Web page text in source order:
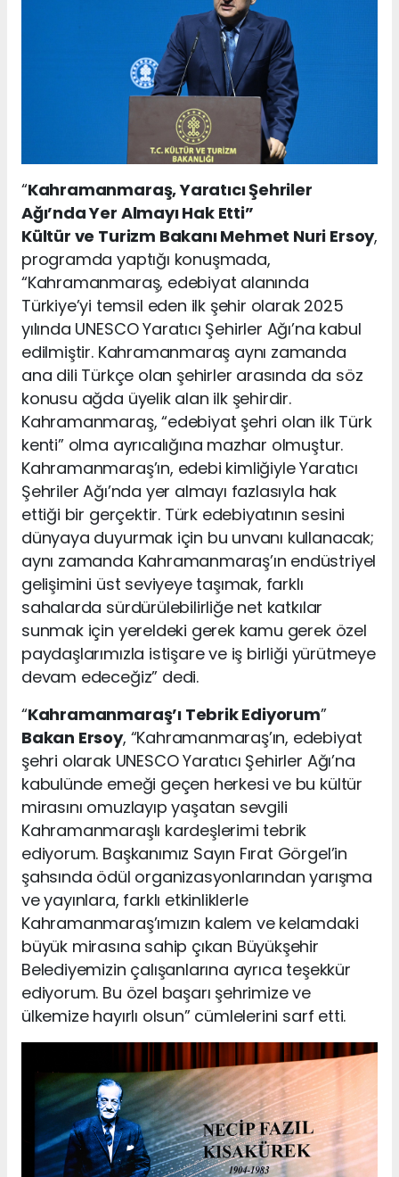
“Kahramanmaraş, Yaratıcı Şehriler
Ağı’nda Yer Almayı Hak Etti”
Kültür ve Turizm Bakanı Mehmet Nuri Ersoy,
programda yaptığı konuşmada,
“Kahramanmaraş, edebiyat alanında
Türkiye’yi temsil eden ilk şehir olarak 2025
yılında UNESCO Yaratıcı Şehirler Ağı’na kabul
edilmiştir. Kahramanmaraş aynı zamanda
ana dili Türkçe olan şehirler arasında da söz
konusu ağda üyelik alan ilk şehirdir.
Kahramanmaraş, “edebiyat şehri olan ilk Türk
kenti” olma ayrıcalığına mazhar olmuştur.
Kahramanmaraş’ın, edebi kimliğiyle Yaratıcı
Şehriler Ağı’nda yer almayı fazlasıyla hak
ettiği bir gerçektir. Türk edebiyatının sesini
dünyaya duyurmak için bu unvanı kullanacak;
aynı zamanda Kahramanmaraş’ın endüstriyel
gelişimini üst seviyeye taşımak, farklı
sahalarda sürdürülebilirliğe net katkılar
sunmak için yereldeki gerek kamu gerek özel
paydaşlarımızla istişare ve iş birliği yürütmeye
devam edeceğiz” dedi.
“Kahramanmaraş’ı Tebrik Ediyorum”
Bakan Ersoy, “Kahramanmaraş’ın, edebiyat
şehri olarak UNESCO Yaratıcı Şehirler Ağı’na
kabulünde emeği geçen herkesi ve bu kültür
mirasını omuzlayıp yaşatan sevgili
Kahramanmaraşlı kardeşlerimi tebrik
ediyorum. Başkanımız Sayın Fırat Görgel’in
şahsında ödül organizasyonlarından yarışma
ve yayınlara, farklı etkinliklerle
Kahramanmaraş’ımızın kalem ve kelamdaki
büyük mirasına sahip çıkan Büyükşehir
Belediyemizin çalışanlarına ayrıca teşekkür
ediyorum. Bu özel başarı şehrimize ve
ülkemize hayırlı olsun” cümlelerini sarf etti.